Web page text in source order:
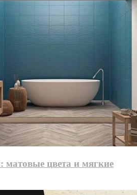
матовые цвета и мягкие